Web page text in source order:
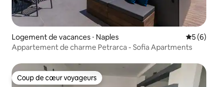
Logement de vacances ⋅ Naples
5 (6)
Appartement de charme Petrarca - Sofia Apartments
Coup de cœur voyageurs
Coup de cœur voyageurs